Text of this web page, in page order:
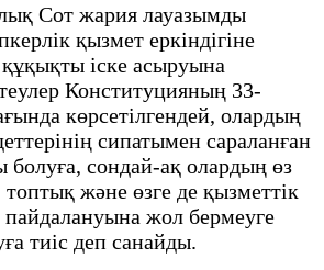
Сот жария лауазымды
қызмет еркіндігіне
іске асыруына
Конституцияның 33-
көрсетілгендей, олардың
сипатымен сараланған
сондай-ақ олардың өз
топтық және өзге де қызметтік
жол бермеуге
тиіс деп санайды.